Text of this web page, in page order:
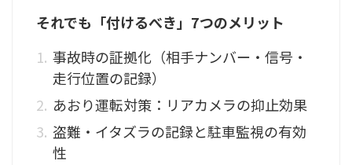
それでも「付けるべき」7つのメリット
事故時の証拠化（相手ナンバー・信号・
走行位置の記録）
あおり運転対策：リアカメラの抑止効果
盗難・イタズラの記録と駐車監視の有効
性